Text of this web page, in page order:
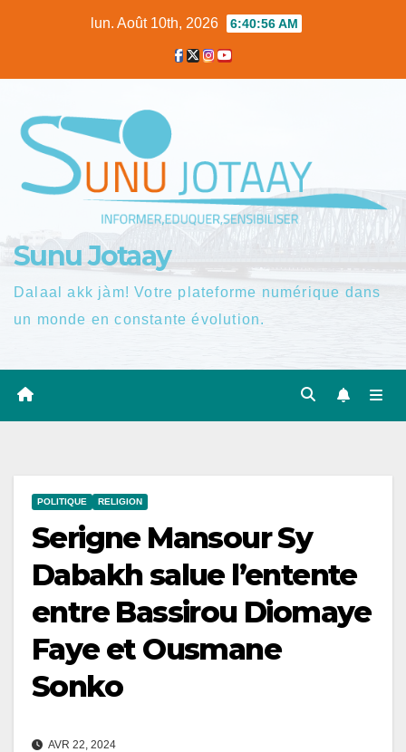
lun. Août 10th, 2026 6:40:57 AM
Sunu Jotaay
Dalaal akk jàm! Votre plateforme numérique dans
un monde en constante évolution.
POLITIQUE RELIGION
Serigne Mansour Sy
Dabakh salue l’entente
entre Bassirou Diomaye
Faye et Ousmane
Sonko
AVR 22, 2024